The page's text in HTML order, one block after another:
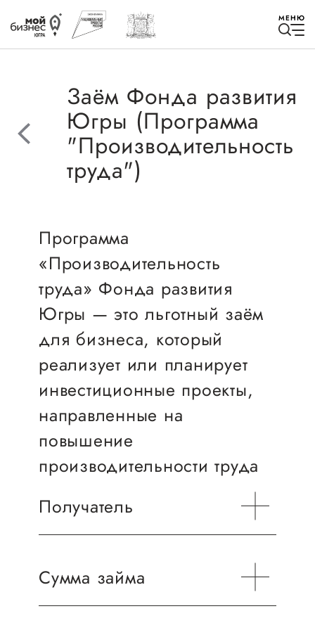
МЕНЮ
Избранное
Истории успеха
Мероприятия
Новости
Онлайн-витрина продукции
Социальные сети "Мой
Бизнес Югра"
Меры поддержки
Навигатор по мерам
поддержки
Имущественная поддержка
Поддержка креативного и
инновационно-
Заём Фонда развития
Югры (Программа
"Производительность
труда")
Программа
«Производительность
труда» Фонда развития
Югры — это льготный заём
для бизнеса, который
реализует или планирует
инвестиционные проекты,
направленные на
повышение
производительности труда
Получатель
Российское юридическое лицо
Сумма займа